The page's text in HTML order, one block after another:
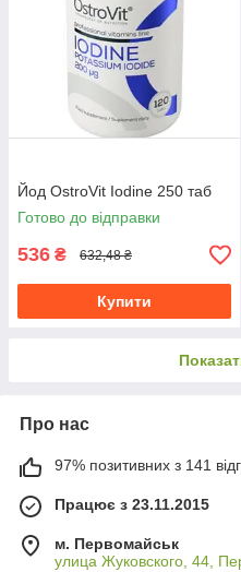
Йод OstroVit Iodine 250 таб
Готово до відправки
536 ₴ 632,48 ₴
Купити
Про нас
97% позитивних з 141
Працює з 23.11.2015
м. Первомайськ
улица Жуковского, 44,